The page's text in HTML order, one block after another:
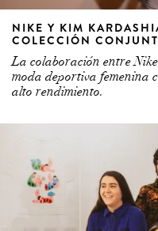
NIKE Y KIM
COLECCIÓN
La colaboración entre
moda deportiva femenina
alto rendimiento.